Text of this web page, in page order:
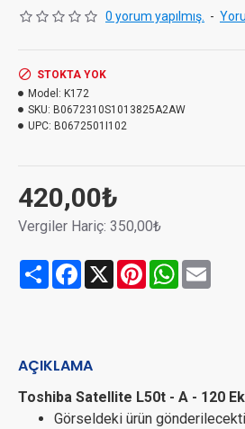
0 yorum yapılmış. -
420,00₺
Vergiler Hariç: 350,00₺
STOKTA YOK
Model: K172
SKU: B0672310S1013825A2AW
UPC: B0672501I102
Share Facebook
X PinterestWhatsApp
AÇIKLAMA
Toshiba Satellite L50t - A - 120
Görseldeki ürün